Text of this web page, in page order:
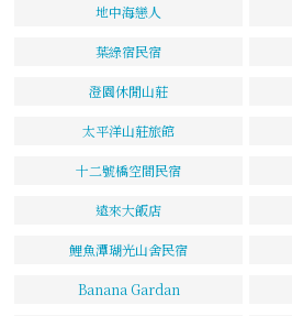
地中海戀人
葉綠宿民宿
澄園休閒山莊
太平洋山莊旅館
十二號橋空間民宿
遠來大飯店
鯉魚潭瑚光山舍民宿
Banana Gardan